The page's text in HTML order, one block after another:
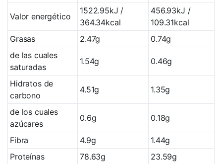
Valor energético
1522.95kJ /
364.34kcal
456.93kJ /
109.31kcal
Grasas
2.47g
0.74g
de las cuales
saturadas
1.54g 0.46g
Hidratos de
carbono
4.51g 1.35g
de los cuales
azúcares
0.6g 0.18g
Fibra 4.9g
1.44g
Proteínas
78.63g
23.59g